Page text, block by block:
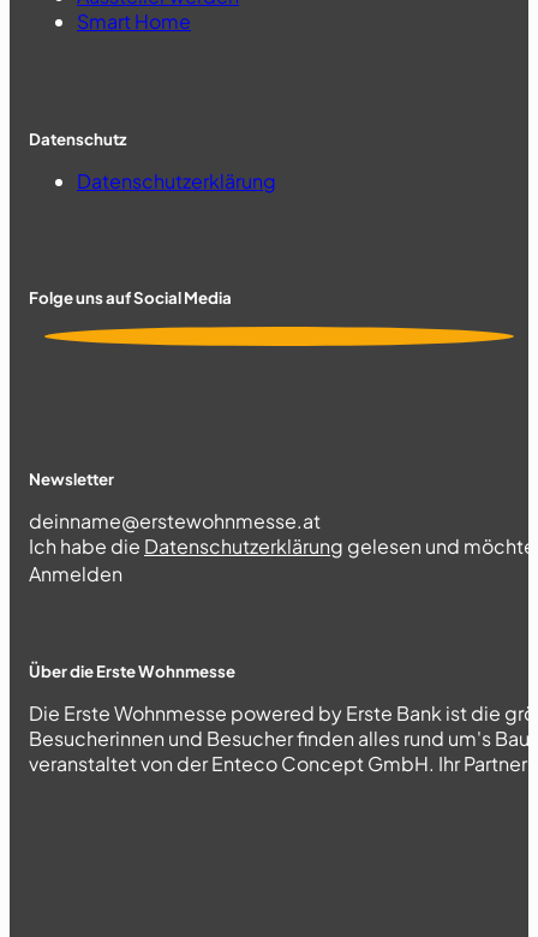
Smart Home
Datenschutz
Datenschutzerklärung
Folge uns auf Social Media
Newsletter
Section
Ich habe die Datenschutzerklärung gelesen und
Abschnitt
Anmelden
Über die Erste Wohnmesse
Die Erste Wohnmesse powered by Erste Bank ist die
Besucherinnen und Besucher finden alles rund um's
veranstaltet von der Enteco Concept GmbH. Ihr Partner